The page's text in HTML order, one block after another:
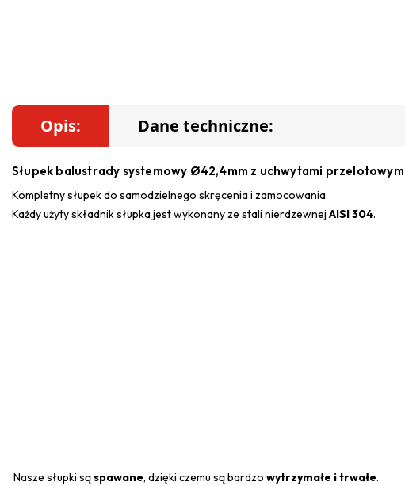
Opis: Dane techniczne:
Słupek balustrady systemowy Ø42,4mm z uchwytami
Kompletny słupek do samodzielnego skręcenia i zamocowania.
Każdy użyty składnik słupka jest wykonany ze stali nierdzewnej AISI 304.
Nasze słupki sąspawane, dzięki czemu są bardzo wytrzymałe i trwałe.